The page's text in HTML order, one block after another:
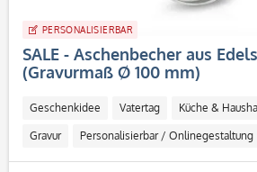
PERSONALISIERBAR
SALE - Aschenbecher aus
(Gravurmaß Ø 100 mm)
Geschenkidee Vatertag Küche &
Gravur Personalisierbar / Onlinegestaltung